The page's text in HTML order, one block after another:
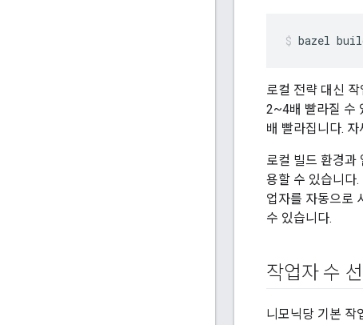
bazel
로컬 전략 대신
2~4배 빨라질 수
배 빨라집니다.
로컬 빌드 환경과
용할 수 있습니다
업자를 자동으로
수 있습니다.
작업자 수
니모닉당 기본 작